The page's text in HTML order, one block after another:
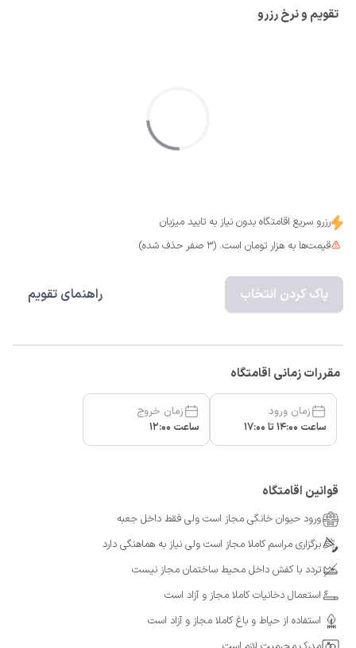
تقویم و نرخ رزرو
رزرو سریع اقامتگاه بدون نیاز به تایید میزبان
قیمت‌ها به هزار تومان است. (3 صفر حذف شده)
پاک کردن انتخاب راهنمای تقویم
مقررات زمانی اقامتگاه
زمان ورود
ساعت 14:00 تا 17:00
زمان خروج
ساعت 12:00
قوانین اقامتگاه
ورود حیوان خانگی مجاز است ولی فقط داخل جعبه
برگزاری مراسم کاملا مجاز است ولی نیاز به هماهنگی دارد
تردد با کفش داخل محیط ساختمان مجاز نیست
استعمال دخانیات کاملا مجاز و آزاد است
استفاده از حیاط و باغ کاملا مجاز و آزاد است